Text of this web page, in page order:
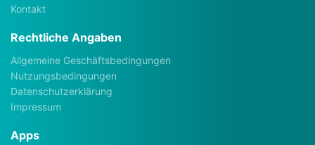
Kontakt
Rechtliche Angaben
Allgemeine Geschäftsbedingungen
Nutzungsbedingungen
Datenschutzerklärung
Impressum
Apps